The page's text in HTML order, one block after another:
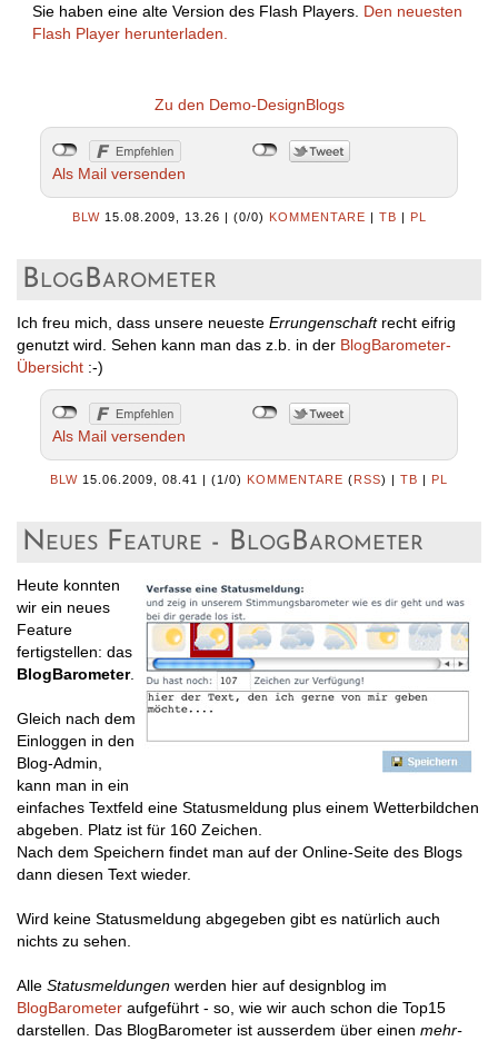
Sie haben eine alte Version des Flash Players. Den neuesten
Flash Player herunterladen.
Zu den Demo-DesignBlogs
Als Mail versenden
BLW 15.08.2009, 13.26 | (0/0) KOMMENTARE | TB | PL
BlogBarometer
Ich freu mich, dass unsere neueste Errungenschaftrecht eifrig
genutzt wird. Sehen kann man das z.b. in der BlogBarometer-
Übersicht :-)
Als Mail versenden
BLW 15.06.2009, 08.41 | (1/0) KOMMENTARE (RSS) | TB | PL
Neues Feature - BlogBarometer
Heute konnten
wir ein neues
Feature
fertigstellen: das
BlogBarometer.
Gleich nach dem
Einloggen in den
Blog-Admin,
kann man in ein
einfaches Textfeld eine Statusmeldung plus einem Wetterbildchen
abgeben. Platz ist für 160 Zeichen.
Nach dem Speichern findet man auf der Online-Seite des Blogs
dann diesen Text wieder.
Wird keine Statusmeldung abgegeben gibt es natürlich auch
nichts zu sehen.
Alle Statusmeldungen werden hier auf designblog im
BlogBarometer aufgeführt - so, wie wir auch schon die Top15
darstellen. Das BlogBarometer ist ausserdem über einen mehr-